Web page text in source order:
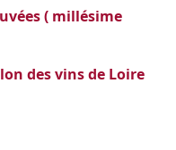
( millésime
des vins de Loire